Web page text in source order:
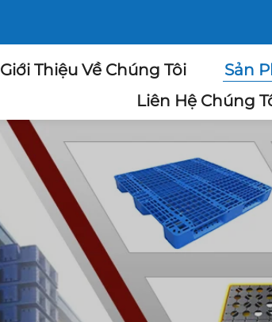
Giới Thiệu Về Chúng Tôi Sản
Liên Hệ Chúng